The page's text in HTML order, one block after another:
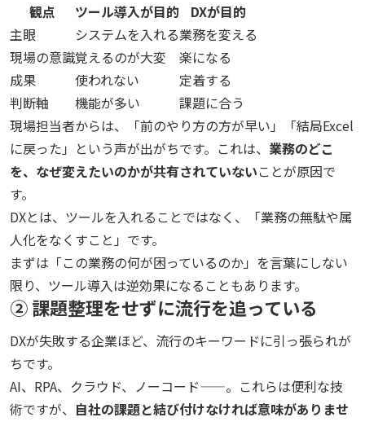
観点
ツール導入が目的
DXが目的
主眼
システムを入れる業務を変える
現場の意識覚えるのが大変
楽になる
成果
使われない
定着する
判断軸
機能が多い
課題に合う
現場担当者からは、「前のやり方の方が早い」「結局Excel
に戻った」という声が出がちです。これは、 業務のどこ
を、なぜ変えたいのかが共有されていないことが原因で
す。
DXとは、ツールを入れることではなく、「業務の無駄や属
人化をなくすこと」です。
まずは「この業務の何が困っているのか」を言葉にしない
限り、ツール導入は逆効果になることもあります。
② 課題整理をせずに流行を追っている
DXが失敗する企業ほど、流行のキーワードに引っ張られが
ちです。
AI、RPA、クラウド、ノーコード——。これらは便利な技
術ですが、 自社の課題と結び付けなければ意味がありませ